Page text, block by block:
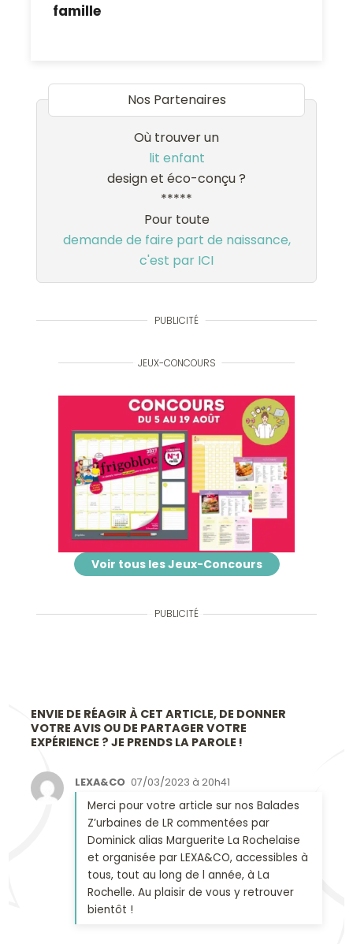
famille
Nos Partenaires
Où trouver un
lit enfant
design et éco-conçu ?
*****
Pour toute
demande de faire part de naissance,
c'est par ICI
PUBLICITÉ
JEUX-CONCOURS
Voir tous les Jeux-Concours
PUBLICITÉ
ENVIE DE RÉAGIR À CET ARTICLE, DE DONNER
VOTRE AVIS OU DE PARTAGER VOTRE
EXPÉRIENCE ? JE PRENDS LA PAROLE !
LEXA&CO 07/03/2023 à 20h41
Merci pour votre article sur nos Balades
Z’urbaines de LR commentées par
Dominick alias Marguerite La Rochelaise
et organisée par LEXA&CO, accessibles à
tous, tout au long de l année, à La
Rochelle. Au plaisir de vous y retrouver
bientôt !